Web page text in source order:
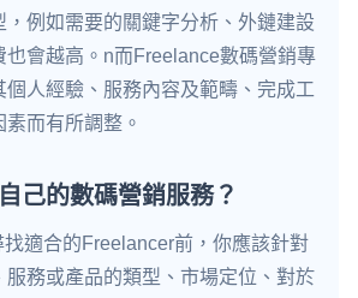
，例如需要的關鍵字分析、外鏈建設
也會越高。n而Freelance數碼營銷專
個人經驗、服務內容及範疇、完成工
而有所調整。
己的數碼營銷服務？
適合的Freelancer前，你應該針對
服務或產品的類型、市場定位、對於